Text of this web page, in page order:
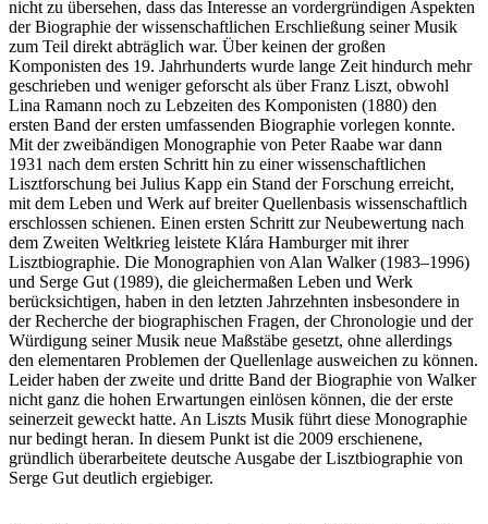
nicht zu übersehen, dass das Interesse an vordergründigen Aspekten
der Biographie der wissenschaftlichen Erschließung seiner Musik
zum Teil direkt abträglich war. Über keinen der großen
Komponisten des 19. Jahrhunderts wurde lange Zeit hindurch mehr
geschrieben und weniger geforscht als über Franz Liszt, obwohl
Lina Ramann noch zu Lebzeiten des Komponisten (1880) den
ersten Band der ersten umfassenden Biographie vorlegen konnte.
Mit der zweibändigen Monographie von Peter Raabe war dann
1931 nach dem ersten Schritt hin zu einer wissenschaftlichen
Lisztforschung bei Julius Kapp ein Stand der Forschung erreicht,
mit dem Leben und Werk auf breiter Quellenbasis wissenschaftlich
erschlossen schienen. Einen ersten Schritt zur Neubewertung nach
dem Zweiten Weltkrieg leistete Klára Hamburger mit ihrer
Lisztbiographie. Die Monographien von Alan Walker (1983–1996)
und Serge Gut (1989), die gleichermaßen Leben und Werk
berücksichtigen, haben in den letzten Jahrzehnten insbesondere in
der Recherche der biographischen Fragen, der Chronologie und der
Würdigung seiner Musik neue Maßstäbe gesetzt, ohne allerdings
den elementaren Problemen der Quellenlage ausweichen zu können.
Leider haben der zweite und dritte Band der Biographie von Walker
nicht ganz die hohen Erwartungen einlösen können, die der erste
seinerzeit geweckt hatte. An Liszts Musik führt diese Monographie
nur bedingt heran. In diesem Punkt ist die 2009 erschienene,
gründlich überarbeitete deutsche Ausgabe der Lisztbiographie von
Serge Gut deutlich ergiebiger.